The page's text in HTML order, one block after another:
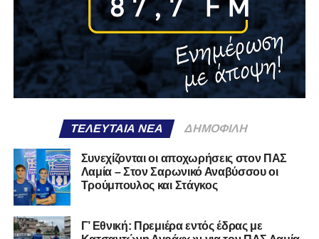
ΤΕΛΕΥΤΑΊΑ ΝΈΑ ΔΗΜΟΦΙΛΉ
Συνεχίζονται οι αποχωρήσεις στον ΠΑΣ
Λαμία – Στον Σαρωνικό Αναβύσσου οι
Τρούμπουλος και Στάγκος
Γ’ Εθνική: Πρεμιέρα εντός έδρας με